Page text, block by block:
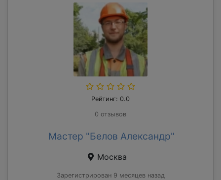
Рейтинг: 0.0
0 отзывов
Мастер "Белов Александр"
Москва
Зарегистрирован 9 месяцев назад